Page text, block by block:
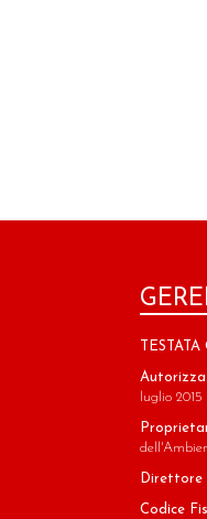
luglio 2015
Direttore
Codice